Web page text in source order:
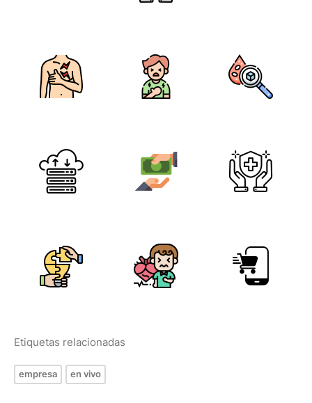
Etiquetas relacionadas
empresa en vivo